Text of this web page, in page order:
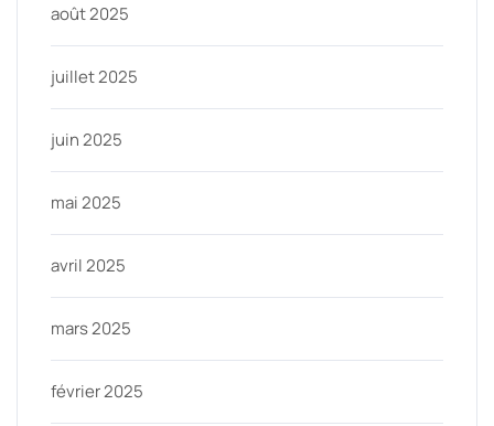
août 2025
juillet 2025
juin 2025
mai 2025
avril 2025
mars 2025
février 2025